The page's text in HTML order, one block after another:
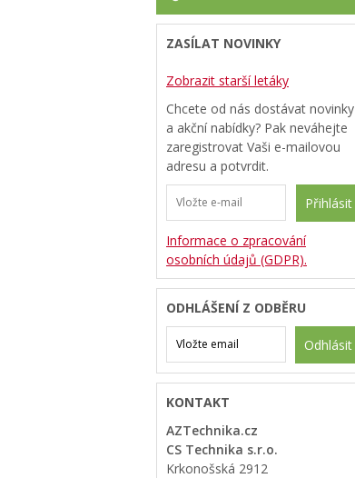
ZASÍLAT NOVINKY
Zobrazit starší letáky
Chcete od nás dostávat novinky
a akční nabídky? Pak neváhejte
zaregistrovat Vaši e-mailovou
adresu a potvrdit.
Přihlásit
Informace o zpracování
osobních údajů (GDPR).
ODHLÁŠENÍ Z ODBĚRU
Odhlásit
KONTAKT
AZTechnika.cz
CS Technika s.r.o.
Krkonošská 2912